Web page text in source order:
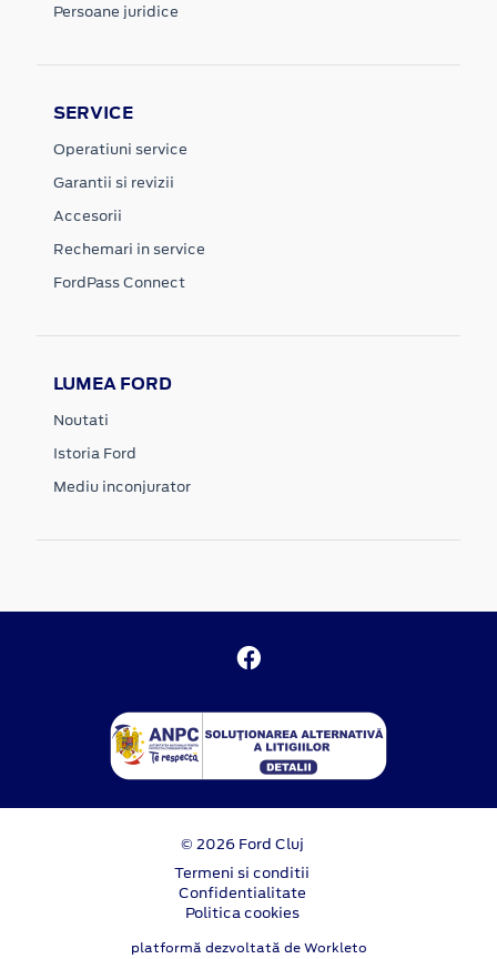
Persoane juridice
SERVICE
Operatiuni service
Garantii si revizii
Accesorii
Rechemari in service
FordPass Connect
LUMEA FORD
Noutati
Istoria Ford
Mediu inconjurator
© 2026 Ford Cluj
Termeni si conditii
Confidentialitate
Politica cookies
platformă dezvoltată de Workleto